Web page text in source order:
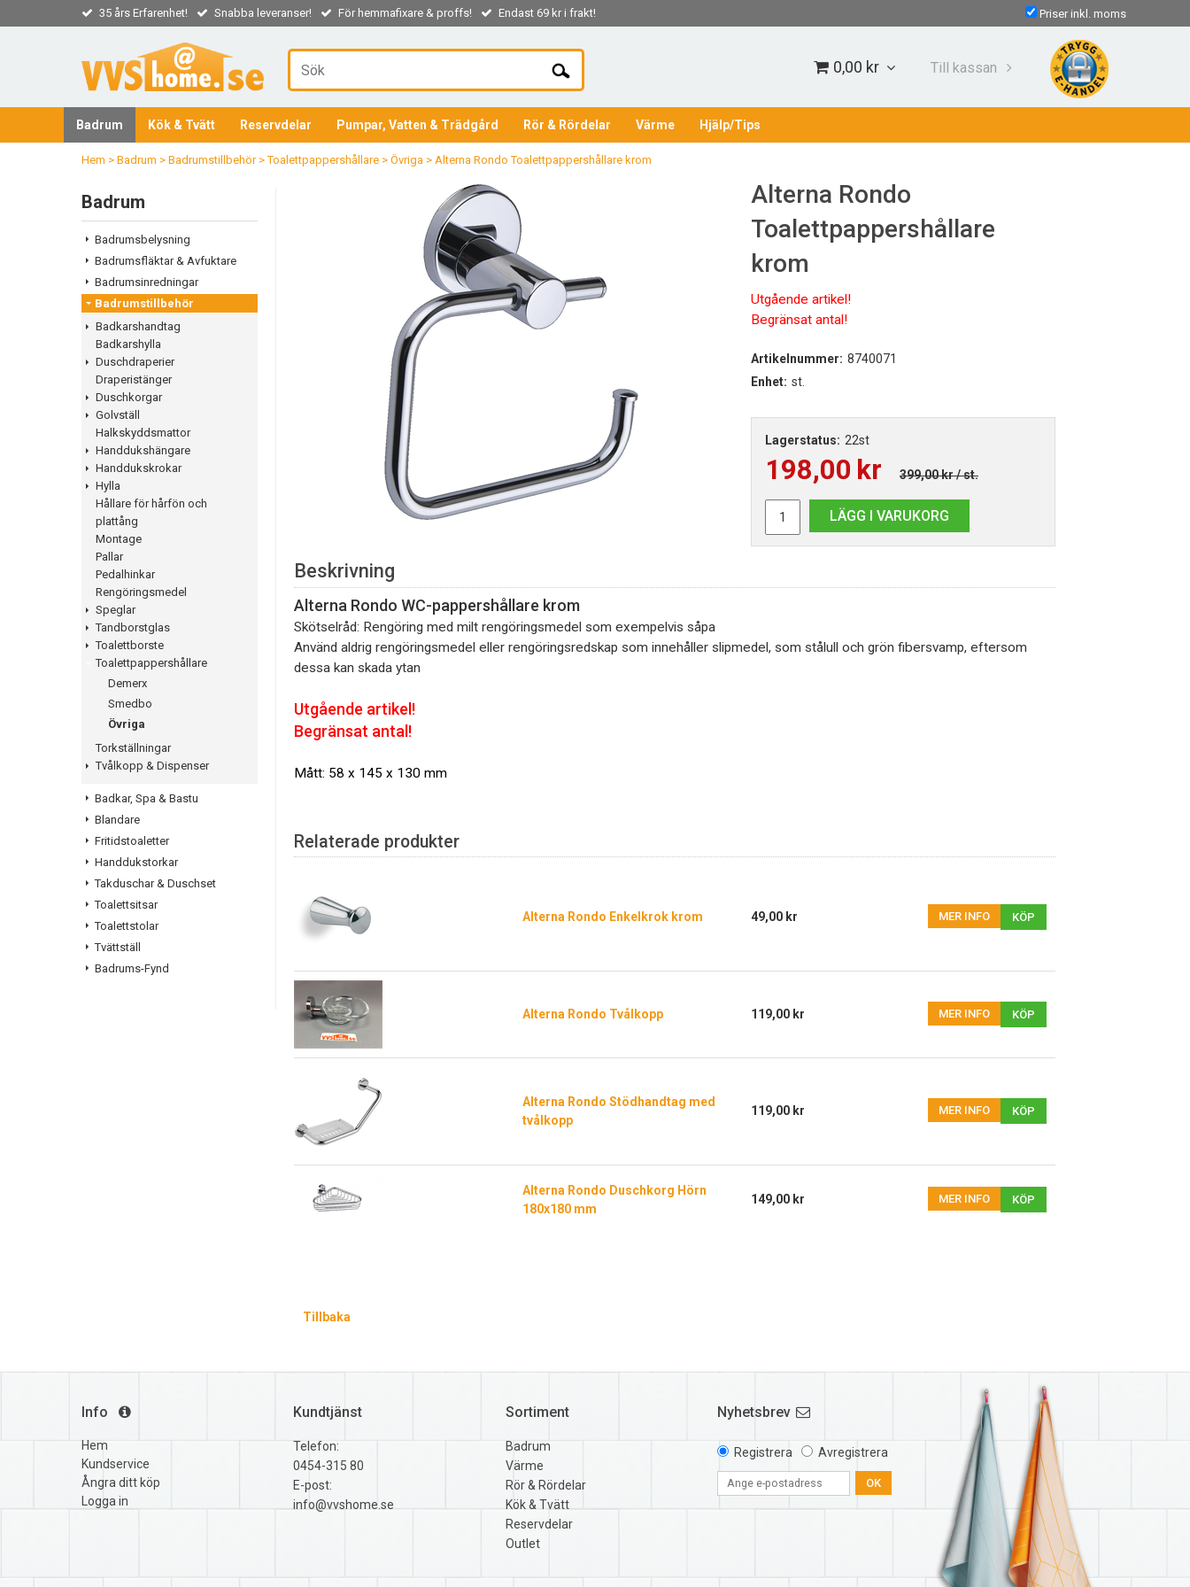
35 års Erfarenhet! Snabba leveranser! För hemmafixare & proffs! Endast 69 kr i frakt! Priser inkl. moms
0,00 kr Till kassan
Badrum Kök & Tvätt Reservdelar Pumpar, Vatten & Trädgård Rör & Rördelar Värme Hjälp/Tips
Hem > Badrum > Badrumstillbehör>Toalettpappershållare > Övriga > Alterna Rondo Toalettpappershållare krom
Badrum
Badrumsbelysning
Badrumsfläktar & Avfuktare
Badrumsinredningar
Badrumstillbehör
Badkarshandtag
Badkarshylla
Duschdraperier
Draperistänger
Duschkorgar
Golvställ
Halkskyddsmattor
Handdukshängare
Handdukskrokar
Hylla
Hållare för hårfön och
plattång
Montage
Pallar
Pedalhinkar
Rengöringsmedel
Speglar
Tandborstglas
Toalettborste
Toalettpappershållare
Demerx
Smedbo
Övriga
Torkställningar
Tvålkopp & Dispenser
Badkar, Spa & Bastu
Blandare
Fritidstoaletter
Handdukstorkar
Takduschar & Duschset
Toalettsitsar
Toalettstolar
Tvättställ
Badrums-Fynd
Alterna Rondo
Toalettpappershållare
krom
Utgående artikel!
Begränsat antal!
Artikelnummer: 8740071
Enhet: st.
Lagerstatus: 22st
198,00 kr 399,00 kr/ st.
LÄGG I VARUKORG
Beskrivning
Alterna Rondo WC-pappershållare krom
Skötselråd: Rengöring med milt rengöringsmedel som exempelvis såpa
Använd aldrig rengöringsmedel eller rengöringsredskap som innehåller slipmedel, som stålull och grön fibersvamp, eftersom
dessa kan skada ytan
Utgående artikel!
Begränsat antal!
Mått: 58 x 145 x 130 mm
Relaterade produkter
Alterna Rondo Enkelkrok krom 49,00 kr KÖP
MER INFO
Alterna Rondo Tvålkopp 119,00 kr KÖP
MER INFO
Alterna Rondo Stödhandtag med
tvålkopp
119,00 kr KÖP
MER INFO
Alterna Rondo Duschkorg Hörn
180x180 mm
149,00 kr KÖP
MER INFO
Tillbaka
Info
Hem
Kundservice
Ångra ditt köp
Logga in
Kundtjänst
Telefon:
0454-315 80
E-post:
info@vvshome.se
Sortiment
Badrum
Värme
Rör & Rördelar
Kök & Tvätt
Reservdelar
Outlet
Nyhetsbrev
Registrera Avregistrera
OK